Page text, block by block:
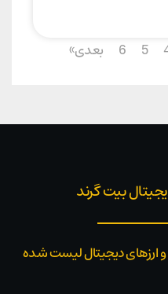
5
6 بعدی»
بیت گرند
ارزهای دیجیتال لیست شده